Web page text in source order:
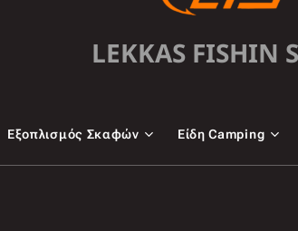
LEKKAS FISHIN
Εξoπλισμός Σκαφών Είδη Camping